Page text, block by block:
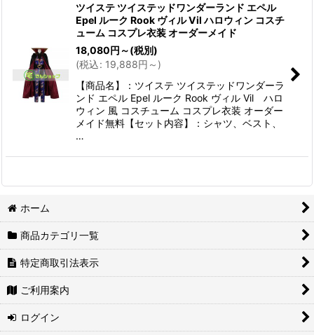
ツイステ ツイステッドワンダーランド エペル
Epel ルーク Rook ヴィル Vil ハロウィン コスチ
ューム コスプレ衣装 オーダーメイド
18,080円 ～(税別)
(税込: 19,888円 ～ )
【商品名】：ツイステ ツイステッドワンダーラ
ンド エペル Epel ルーク Rook ヴィル Vil ハロ
ウィン 風 コスチューム コスプレ衣装 オーダー
メイド無料【セット内容】：シャツ、ベスト、
…
ホーム
商品カテゴリ一覧
特定商取引法表示
ご利用案内
ログイン